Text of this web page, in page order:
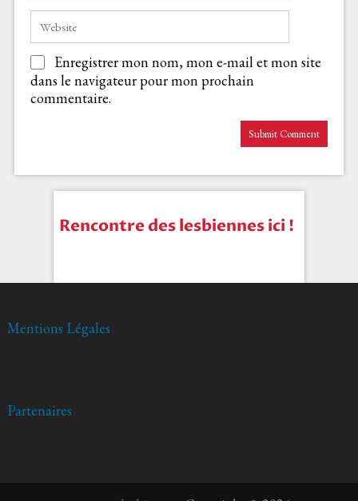
Enregistrer mon nom, mon e-mail et mon site
dans le navigateur pour mon prochain
commentaire.
Rencontre des lesbiennes ici !
Mentions Légales
Partenaires